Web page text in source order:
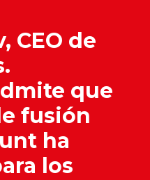
CEO de
que
fusión
ha
los